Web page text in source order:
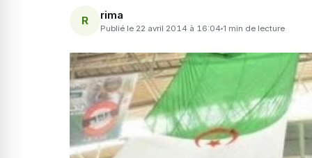
R rima
Publié le 22 avril 2014 à 16:04 1 min de lecture